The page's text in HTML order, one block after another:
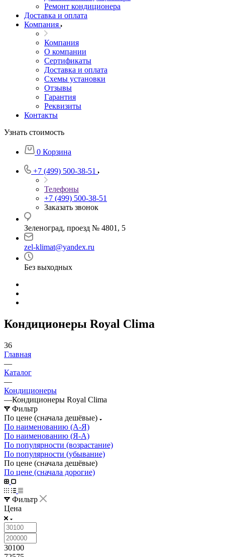
Ремонт кондиционера
Доставка и оплата
Компания
Компания
О компании
Сертификаты
Доставка и оплата
Схемы установки
Отзывы
Гарантия
Реквизиты
Контакты
Узнать стоимость
0 Корзина
+7 (499) 500-38-51
Телефоны
+7 (499) 500-38-51
Заказать звонок
Зеленоград, проезд № 4801, 5
zel-klimat@yandex.ru
Без выходных
Кондиционеры Royal Clima
36
Главная
—
Каталог
—
Кондиционеры
—Кондиционеры Royal Clima
Фильтр
По цене (сначала дешёвые)
По наименованию (А-Я)
По наименованию (Я-А)
По популярности (возрастание)
По популярности (убывание)
По цене (сначала дешёвые)
По цене (сначала дорогие)
Фильтр
Цена
30100